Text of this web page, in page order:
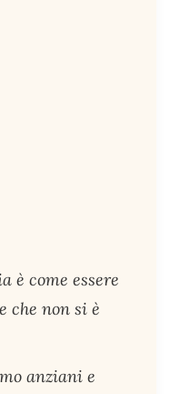
è come essere
che non si è
anziani e